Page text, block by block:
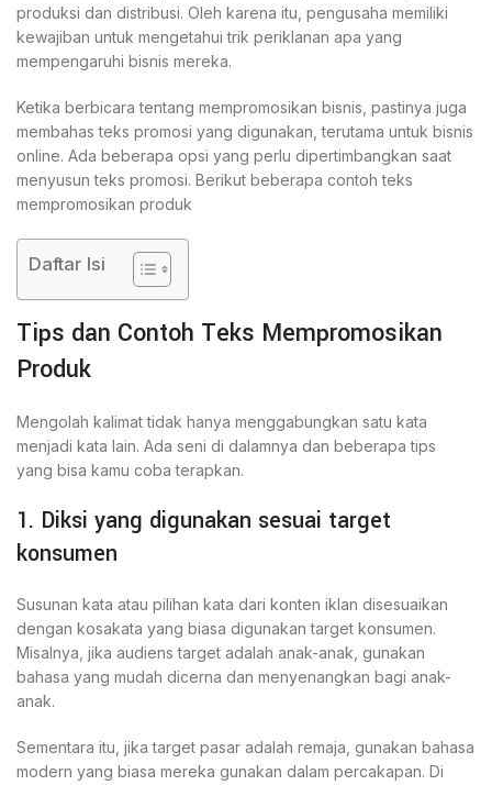
produksi dan distribusi. Oleh karena itu, pengusaha memiliki
kewajiban untuk mengetahui trik periklanan apa yang
mempengaruhi bisnis mereka.
Ketika berbicara tentang mempromosikan bisnis, pastinya juga
membahas teks promosi yang digunakan, terutama untuk bisnis
online. Ada beberapa opsi yang perlu dipertimbangkan saat
menyusun teks promosi. Berikut beberapa contoh teks
mempromosikan produk
Daftar Isi
Tips dan Contoh Teks Mempromosikan
Produk
Mengolah kalimat tidak hanya menggabungkan satu kata
menjadi kata lain. Ada seni di dalamnya dan beberapa tips
yang bisa kamu coba terapkan.
1. Diksi yang digunakan sesuai target
konsumen
Susunan kata atau pilihan kata dari konten iklan disesuaikan
dengan kosakata yang biasa digunakan target konsumen.
Misalnya, jika audiens target adalah anak-anak, gunakan
bahasa yang mudah dicerna dan menyenangkan bagi anak-
anak.
Sementara itu, jika target pasar adalah remaja, gunakan bahasa
modern yang biasa mereka gunakan dalam percakapan. Di